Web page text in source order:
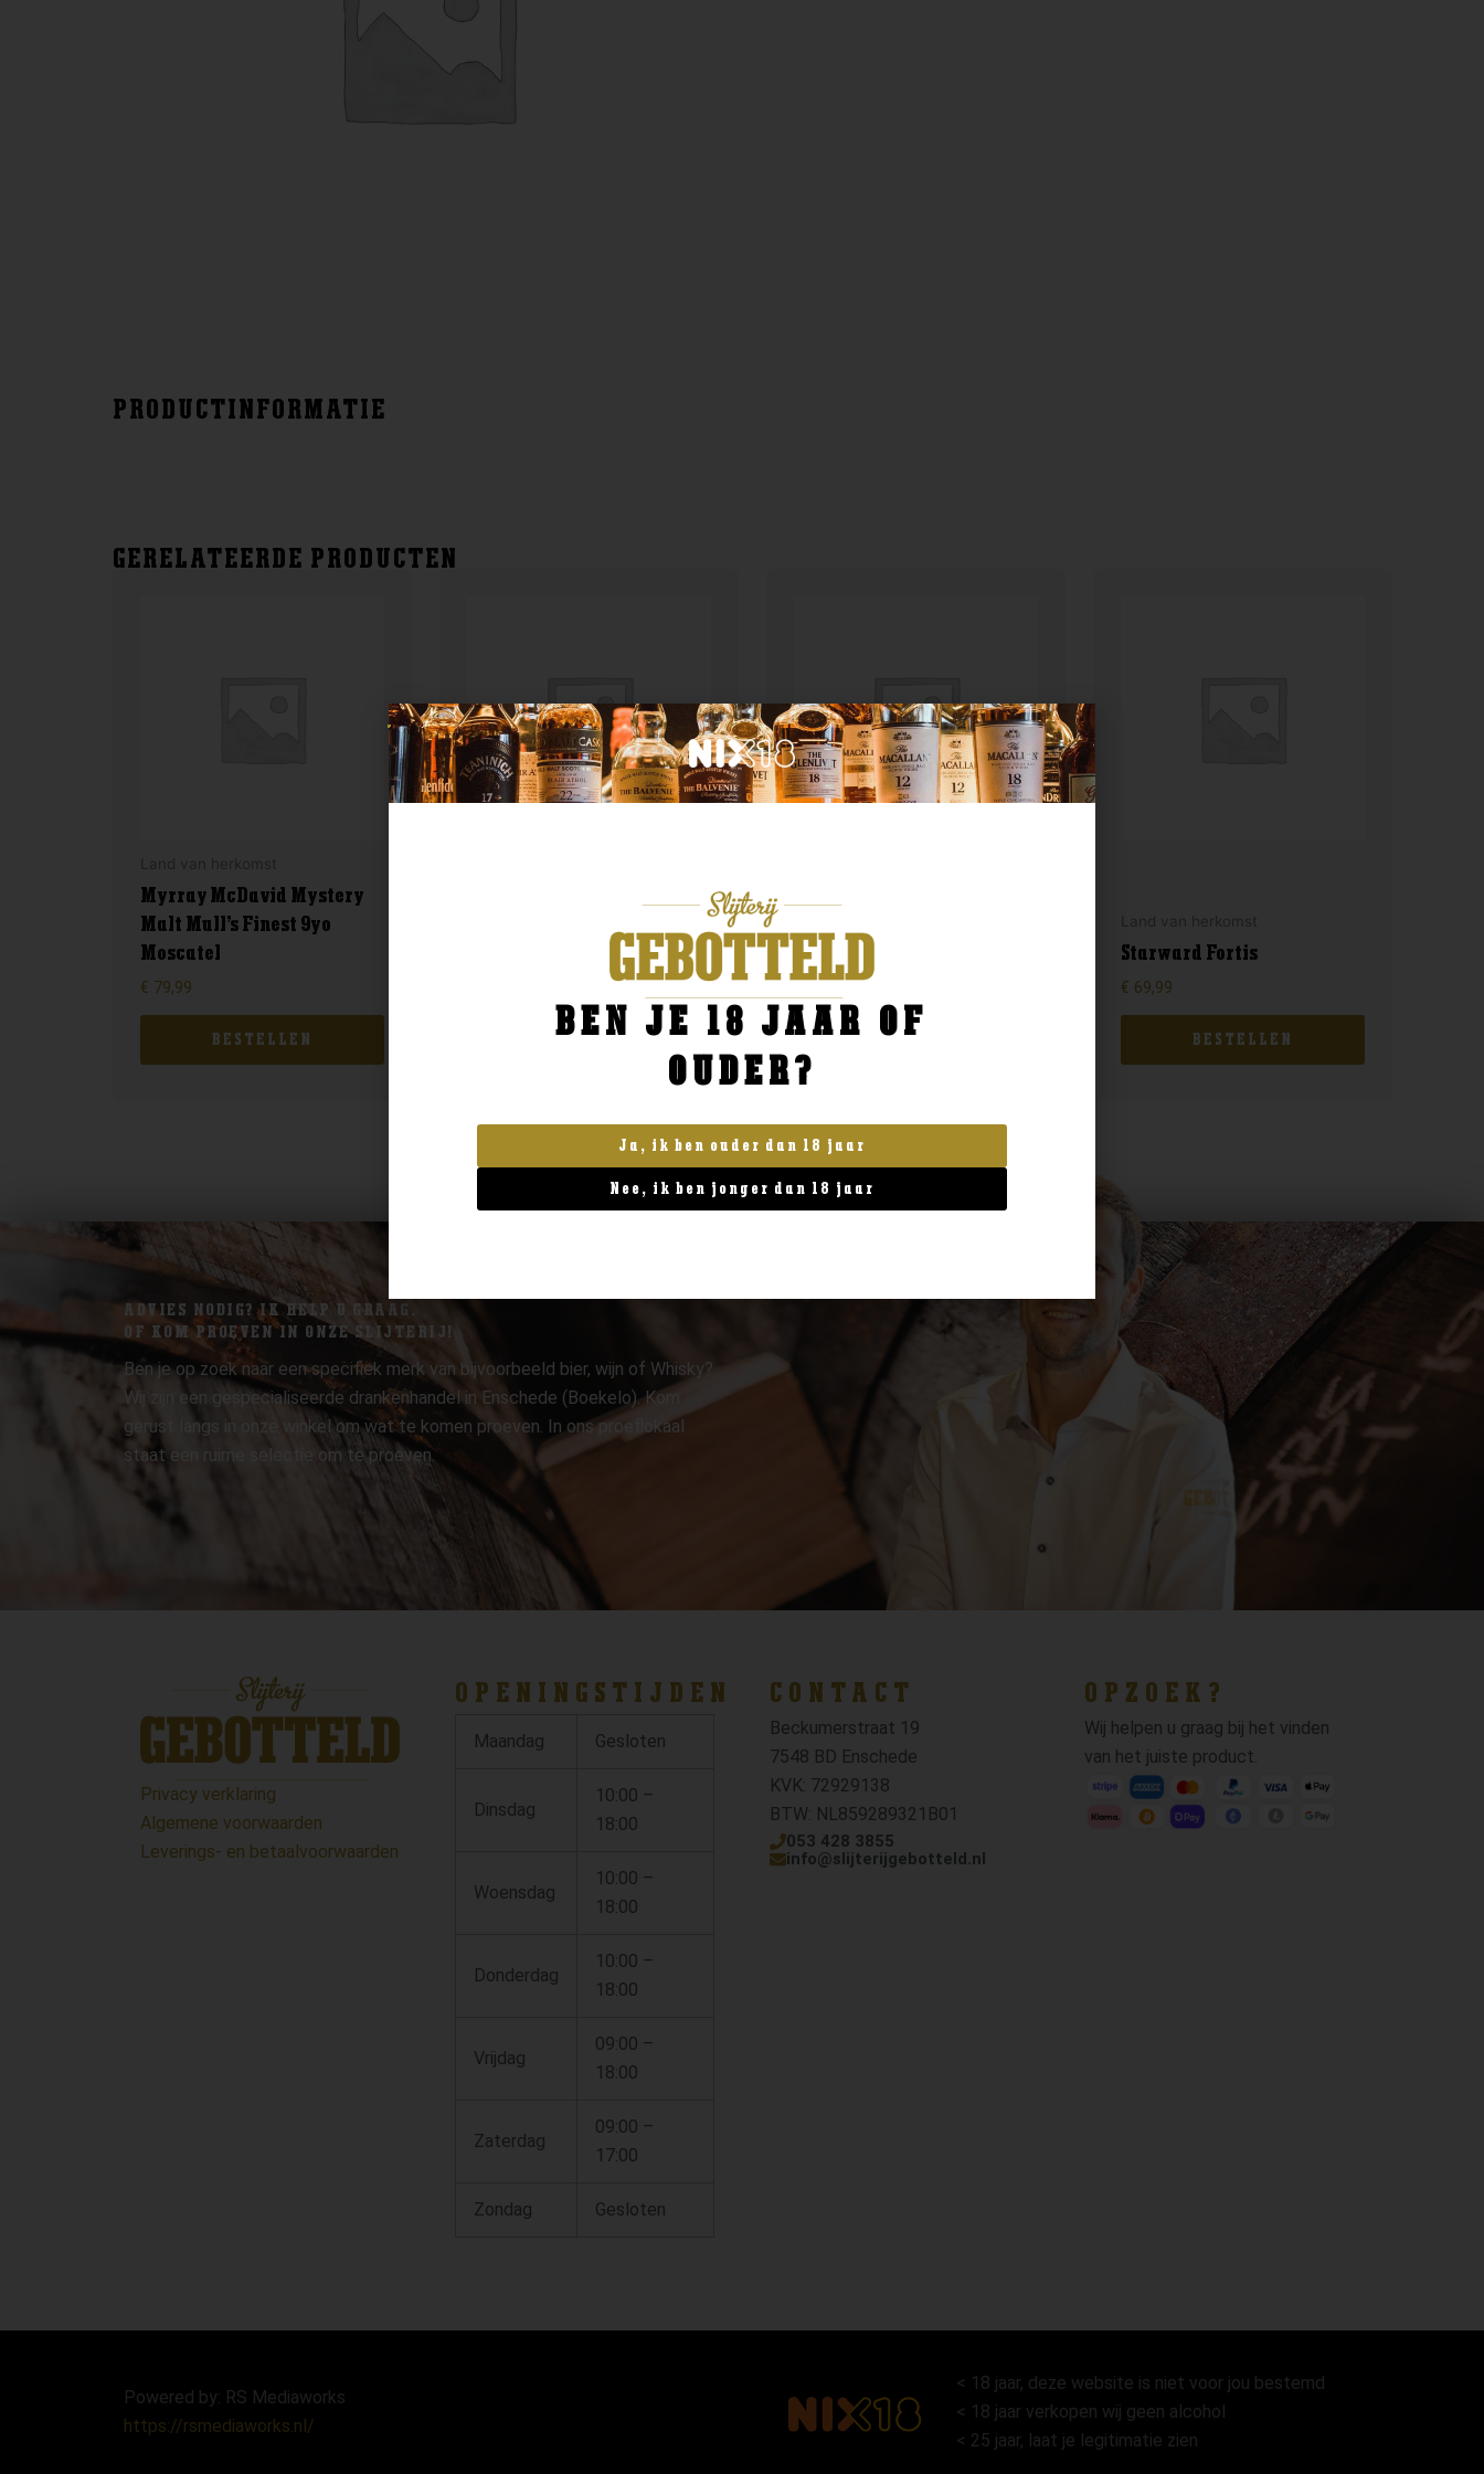
PRODUCTINFORMATIE
GERELATEERDE PRODUCTEN
Myrray McDavid Mystery
Malt Mull’s Finest 9yo
Moscatel
€ 79,99
BESTELLEN BESTELLEN
Whiskey
BESTELLEN
Starward Fortis
€ 69,99
BESTELLEN
ADVIES NODIG? IK HELP U GRAAG.
OF KOM PROEVEN IN ONZE SLIJTERIJ!
Ben je op zoek naar een specifiek merk van bijvoorbeeld bier, wijn of Whisky?
Wij zijn een gespecialiseerde drankenhandel in Enschede (Boekelo). Kom
gerust langs in onze winkel om wat te komen proeven. In ons proeflokaal
staat een ruime selectie om te proeven.
Privacy verklaring
Algemene voorwaarden
Leverings- en betaalvoorwaarden
OPENINGSTIJDEN
Maandag Gesloten
Dinsdag
10:00 –
18:00
Woensdag
10:00 –
18:00
Donderdag
10:00 –
18:00
Vrijdag
09:00 –
18:00
Zaterdag
09:00 –
17:00
Zondag Gesloten
CONTACT
Beckumerstraat 19
7548 BD Enschede
KVK: 72929138
BTW: NL859289321B01
053 428 3855
info@slijterijgebotteld.nl
OPZOEK?
Wij helpen u graag bij het vinden
van het juiste product.
Powered by: RS Mediaworks
https://rsmediaworks.nl/
< 18 jaar, deze website is niet voor jou bestemd
< 18 jaar verkopen wij geen alcohol
< 25 jaar, laat je legitimatie zien
BEN JE 18 JAAR OF
OUDER?
Ja, ik ben ouder dan 18 jaar
Nee, ik ben jonger dan 18 jaar